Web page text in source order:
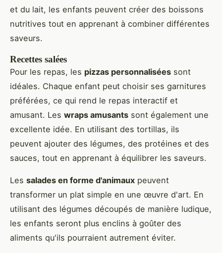
et du lait, les enfants peuvent créer des boissons
nutritives tout en apprenant à combiner différentes
saveurs.
Recettes salées
Pour les repas, les pizzas personnalisées sont
idéales. Chaque enfant peut choisir ses garnitures
préférées, ce qui rend le repas interactif et
amusant. Les wraps amusants sont également une
excellente idée. En utilisant des tortillas, ils
peuvent ajouter des légumes, des protéines et des
sauces, tout en apprenant à équilibrer les saveurs.
Les salades en forme d'animaux peuvent
transformer un plat simple en une œuvre d'art. En
utilisant des légumes découpés de manière ludique,
les enfants seront plus enclins à goûter des
aliments qu'ils pourraient autrement éviter.